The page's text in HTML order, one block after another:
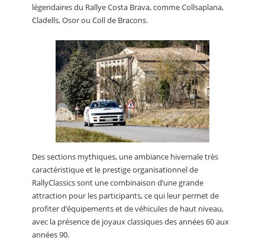
légendaires du Rallye Costa Brava, comme Collsaplana,
Cladells, Osor ou Coll de Bracons.
Des sections mythiques, une ambiance hivernale très
caractéristique et le prestige organisationnel de
RallyClassics sont une combinaison d’une grande
attraction pour les participants, ce qui leur permet de
profiter d’équipements et de véhicules de haut niveau,
avec la présence de joyaux classiques des années 60 aux
années 90.